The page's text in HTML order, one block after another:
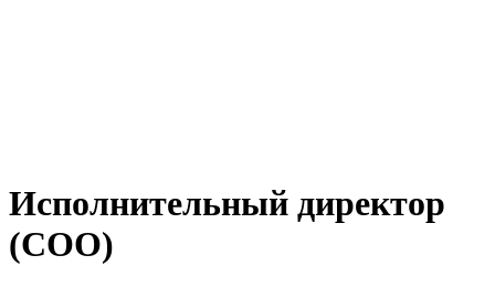
Исполнительный директор
(СOO)